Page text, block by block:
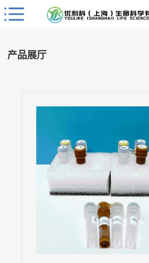
Close
首
产品展厅